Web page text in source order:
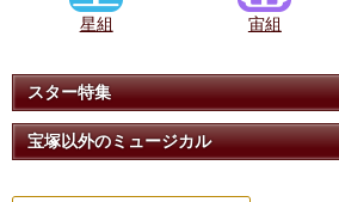
星組 宙組
スター特集
宝塚以外のミュージカル